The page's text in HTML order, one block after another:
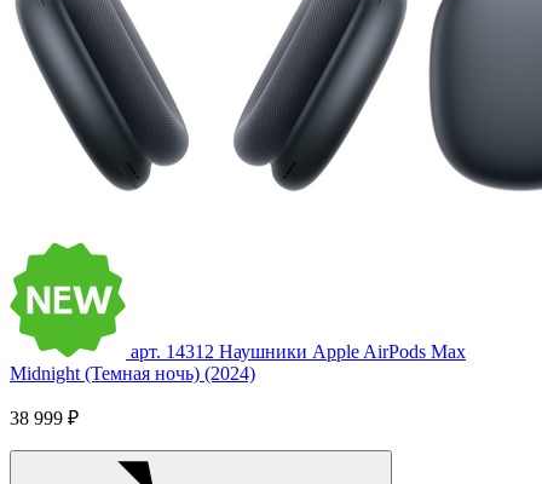
арт. 14312 Наушники Apple AirPods Max
Midnight (Темная ночь) (2024)
38 999 ₽